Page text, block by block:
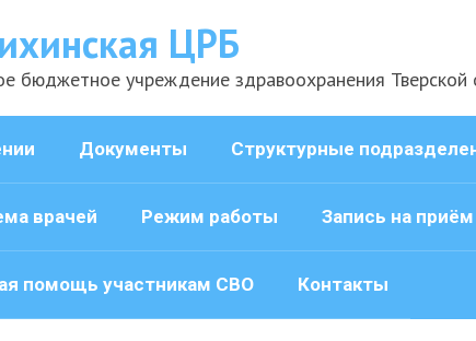
ЦРБ
бюджетное учреждение здравоохранения Тверской
Документы Структурные
врачей Режим работы Запись на приём
помощь участникам СВО Контакты